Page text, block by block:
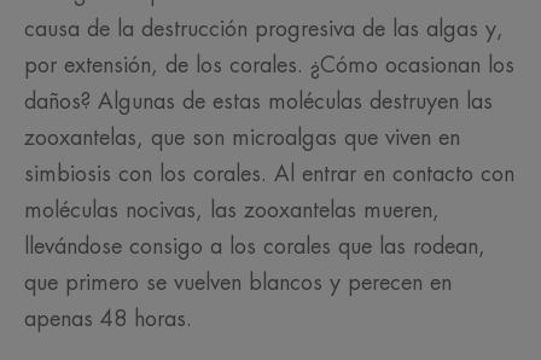
causa de la destrucción progresiva de las algas y,
por extensión, de los corales. ¿Cómo ocasionan los
daños? Algunas de estas moléculas destruyen las
zooxantelas, que son microalgas que viven en
simbiosis con los corales. Al entrar en contacto con
moléculas nocivas, las zooxantelas mueren,
llevándose consigo a los corales que las rodean,
que primero se vuelven blancos y perecen en
apenas 48 horas.